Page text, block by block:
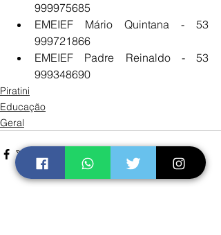
999975685
EMEIEF Mário Quintana - 53
999721866
EMEIEF Padre Reinaldo - 53
999348690
Piratini
Educação
Geral